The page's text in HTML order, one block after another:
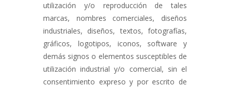
utilización y/o reproducción de tales
marcas, nombres comerciales, diseños
industriales, diseños, textos, fotografías,
gráficos, logotipos, iconos, software y
demás signos o elementos susceptibles de
utilización industrial y/o comercial, sin el
consentimiento expreso y por escrito de